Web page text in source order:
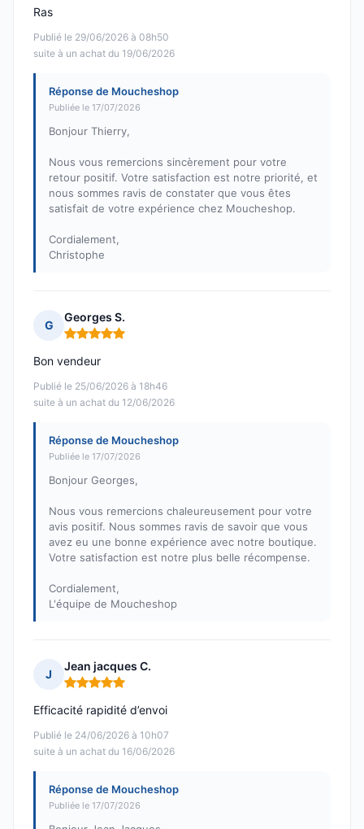
Publié le 29/06/2026 à 08h50
suite à un achat du 19/06/2026
Ras
Réponse de Moucheshop
Publiée le 17/07/2026
Bonjour Thierry,
Nous vous remercions sincèrement pour votre
retour positif. Votre satisfaction est notre priorité, et
nous sommes ravis de constater que vous êtes
satisfait de votre expérience chez Moucheshop.
Cordialement,
Christophe
G
Georges S.
Note : 5 sur 5
Publié le 25/06/2026 à 18h46
suite à un achat du 12/06/2026
Bon vendeur
Réponse de Moucheshop
Publiée le 17/07/2026
Bonjour Georges,
Nous vous remercions chaleureusement pour votre
avis positif. Nous sommes ravis de savoir que vous
avez eu une bonne expérience avec notre boutique.
Votre satisfaction est notre plus belle récompense.
Cordialement,
L'équipe de Moucheshop
J
Jean jacques C.
Note : 5 sur 5
Publié le 24/06/2026 à 10h07
suite à un achat du 16/06/2026
Efficacité rapidité d’envoi
Réponse de Moucheshop
Publiée le 17/07/2026